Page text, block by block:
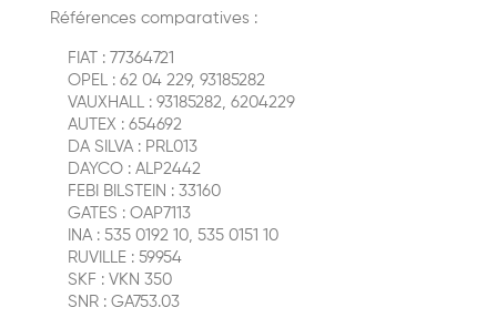
Références comparatives :
FIAT : 77364721
OPEL : 62 04 229, 93185282
VAUXHALL : 93185282, 6204229
AUTEX : 654692
DA SILVA : PRL013
DAYCO : ALP2442
FEBI BILSTEIN : 33160
GATES : OAP7113
INA : 535 0192 10, 535 0151 10
RUVILLE : 59954
SKF : VKN 350
SNR : GA753.03